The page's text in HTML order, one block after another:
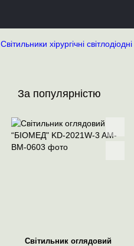
Світильники хірургічні світлодіодні
За популярністю
Світильник оглядовий